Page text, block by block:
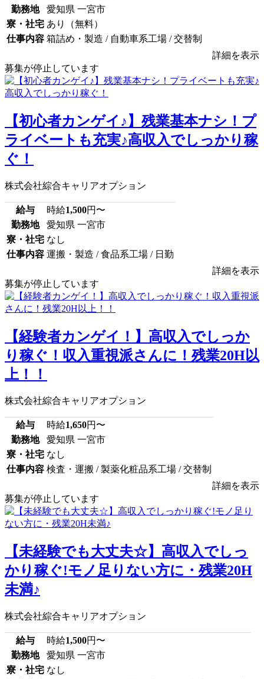
勤務地
愛知県 一宮市
寮・社宅 あり（無料）
仕事内容 箱詰め・製造 / 自動車系工場 / 交替制
詳細を表示
募集が停止しています
【初心者カンゲイ♪】残業基本ナシ！プ
ライベートも充実♪高収入でしっかり稼
ぐ！
株式会社綜合キャリアオプション
給与 時給1,500円〜
勤務地
愛知県 一宮市
寮・社宅 なし
仕事内容 運搬・製造 / 食品系工場 / 日勤
詳細を表示
募集が停止しています
【経験者カンゲイ！】高収入でしっか
り稼ぐ！収入重視派さんに！残業20H以
上！！
株式会社綜合キャリアオプション
給与 時給1,650円〜
勤務地
愛知県 一宮市
寮・社宅 なし
仕事内容 検査・運搬 / 製薬化粧品系工場 / 交替制
詳細を表示
募集が停止しています
【未経験でも大丈夫☆】高収入でしっ
かり稼ぐ!モノ足りない方に・残業20H
未満♪
株式会社綜合キャリアオプション
給与 時給1,500円〜
勤務地
愛知県 一宮市
寮・社宅 なし